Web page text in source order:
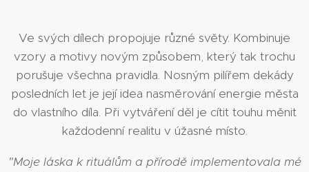
Ve svých dílech propojuje různé světy. Kombinuje
vzory a motivy novým způsobem, který tak trochu
porušuje všechna pravidla. Nosným pilířem dekády
posledních let je její idea nasměrování energie města
do vlastního díla. Při vytváření děl je cítit touhu měnit
každodenní realitu v úžasné místo.
"Moje láska k rituálům a přírodě implementovala mé